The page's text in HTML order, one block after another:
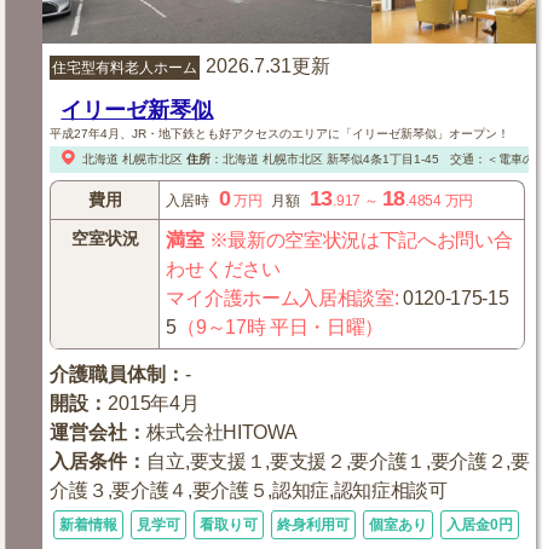
住宅型有料老人ホーム 2026.7.31更新
イリーゼ新琴似
平成27年4月、JR・地下鉄とも好アクセスのエリアに「イリーゼ新琴似」オープン！
北海道 札幌市北区 住所： 北海道 札幌市北区新琴似4条1丁目1-45 交通：＜電車の
費用 入居時 0万円 月額 13.917 ～ 18.4854 万円
空室状況 満室※最新の空室状況は下記へお問い合
わせください
マイ介護ホーム入居相談室:0120-175-15
5 （9～17時 平日・日曜）
介護職員体制 ：-
開設 ： 2015年4月
運営会社 ：株式会社HITOWA
入居条件： 自立,要支援１,要支援２,要介護１,要介護２,要
介護３,要介護４,要介護５,認知症,認知症相談可
新着情報 見学可 看取り可 終身利用可 個室あり 入居金0円